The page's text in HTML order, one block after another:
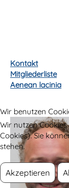
Kontakt
Mitgliederliste
Aenean lacinia
Wir benutzen
Wir nutzen
Cookies). Sie
stehen.
Akzeptieren